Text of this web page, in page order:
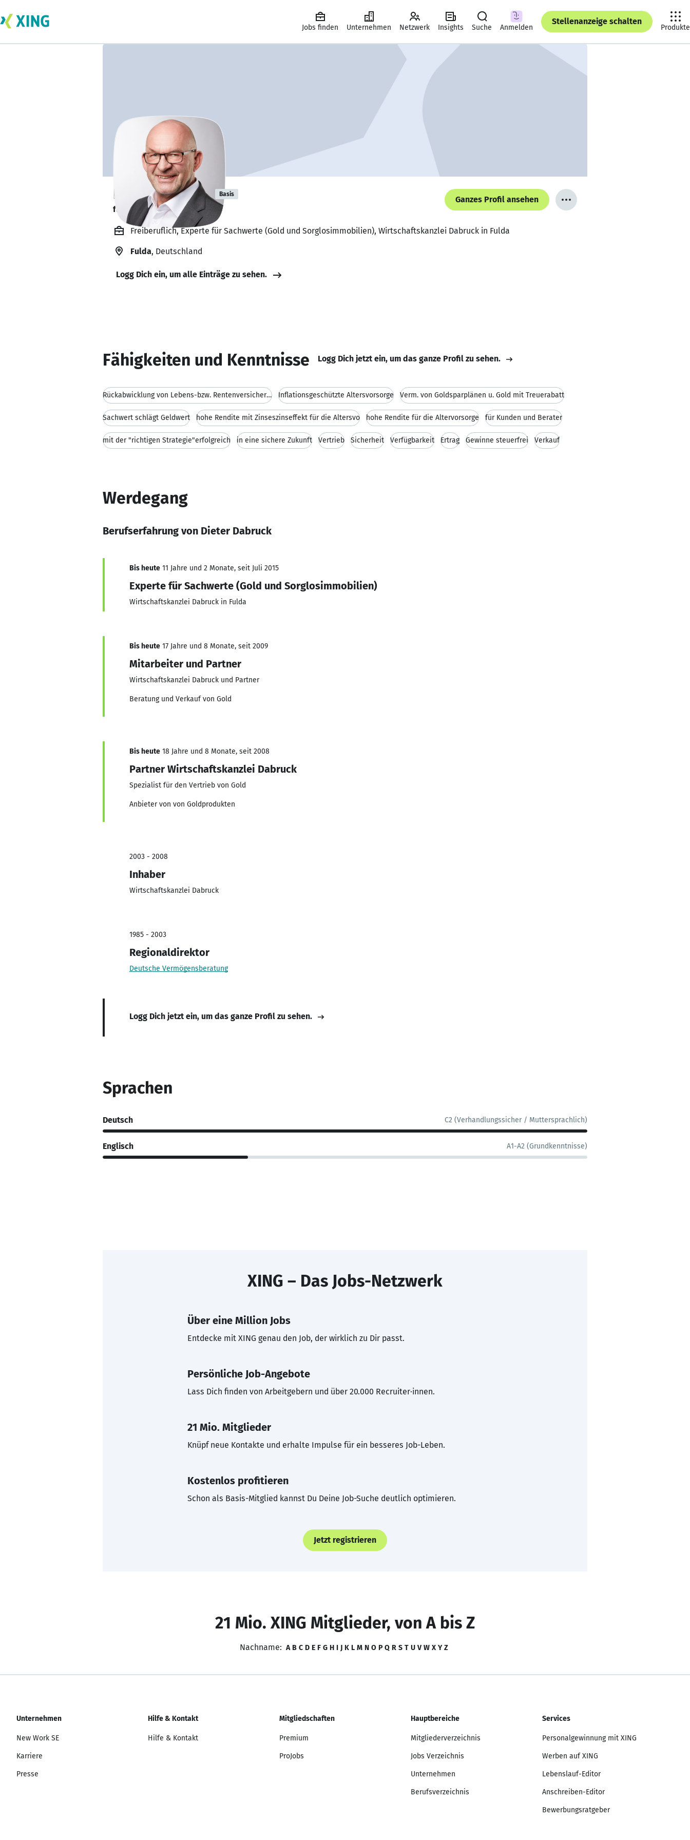
Jobs finden Unternehmen Netzwerk Insights Suche Anmelden
Stellenanzeige schalten
Produkte
Dieter Dabruck Basis
freiberuflich
Ganzes Profil ansehen
Freiberuflich, Experte für Sachwerte (Gold und Sorglosimmobilien), Wirtschaftskanzlei Dabruck in Fulda
Fulda, Deutschland
Logg Dich ein, um alle Einträge zu sehen.
Fähigkeiten und Kenntnisse Logg Dich jetzt ein, um das ganze Profil zu sehen.
Rückabwicklung von Lebens-bzw. Rentenversicherunge Inflationsgeschützte Altersvorsorge Verm. von Goldsparplänen u. Gold mit Treuerabatt
Sachwert schlägt Geldwert hohe Rendite mit Zinseszinseffekt für die Altersvo hohe Rendite für die Altervorsorge für Kunden und Berater
mit der "richtigen Strategie"erfolgreich in eine sichere Zukunft Vertrieb Sicherheit Verfügbarkeit Ertrag Gewinne steuerfrei Verkauf
Werdegang
Berufserfahrung von Dieter Dabruck
Bis heute 11 Jahre und 2 Monate, seit Juli 2015
Experte für Sachwerte (Gold und Sorglosimmobilien)
Wirtschaftskanzlei Dabruck in Fulda
Bis heute 17 Jahre und 8 Monate, seit 2009
Mitarbeiter und Partner
Wirtschaftskanzlei Dabruck und Partner
Beratung und Verkauf von Gold
Bis heute 18 Jahre und 8 Monate, seit 2008
Partner Wirtschaftskanzlei Dabruck
Spezialist für den Vertrieb von Gold
Anbieter von von Goldprodukten
2003 - 2008
Inhaber
Wirtschaftskanzlei Dabruck
1985 - 2003
Regionaldirektor
Deutsche Vermögensberatung
Logg Dich jetzt ein, um das ganze Profil zu sehen.
Sprachen
Deutsch C2 (Verhandlungssicher / Muttersprachlich)
Englisch A1-A2 (Grundkenntnisse)
XING – Das Jobs-Netzwerk
Über eine Million Jobs
Entdecke mit XING genau den Job, der wirklich zu Dir passt.
Persönliche Job-Angebote
Lass Dich finden von Arbeitgebern und über 20.000 Recruiter·innen.
21 Mio. Mitglieder
Knüpf neue Kontakte und erhalte Impulse für ein besseres Job-Leben.
Kostenlos profitieren
Schon als Basis-Mitglied kannst Du Deine Job-Suche deutlich optimieren.
Jetzt registrieren
21 Mio. XING Mitglieder, von A bis Z
Nachname: A B C D E F G H I J K L M N O P Q R S T U V W X Y Z
Unternehmen
New Work SE
Karriere
Presse
Hilfe & Kontakt
Hilfe & Kontakt
Mitgliedschaften
Premium
ProJobs
Hauptbereiche
Mitgliederverzeichnis
Jobs Verzeichnis
Unternehmen
Berufsverzeichnis
Services
Personalgewinnung mit XING
Werben auf XING
Lebenslauf-Editor
Anschreiben-Editor
Bewerbungsratgeber